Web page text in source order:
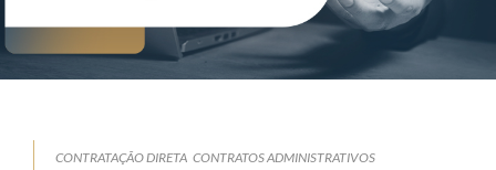
CONTRATAÇÃO DIRETA CONTRATOS ADMINISTRATIVOS